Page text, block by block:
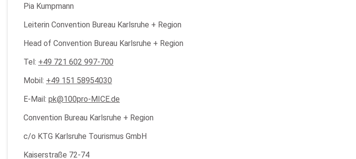
Pia Kumpmann
Leiterin Convention Bureau Karlsruhe + Region
Head of Convention Bureau Karlsruhe + Region
Tel: +49 721 602 997-700
Mobil: +49 151 58954030
E-Mail: pk@100pro-MICE.de
Convention Bureau Karlsruhe + Region
c/o KTG Karlsruhe Tourismus GmbH
Kaiserstraße 72-74